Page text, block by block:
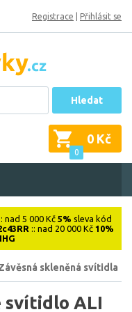
Registrace Přihlásit se
Hledat
0
0 Kč
:: nad 5 000 Kč 5% sleva kód
:: nad 20 000 Kč 10%
skleněná svítidla
svítidlo ALI